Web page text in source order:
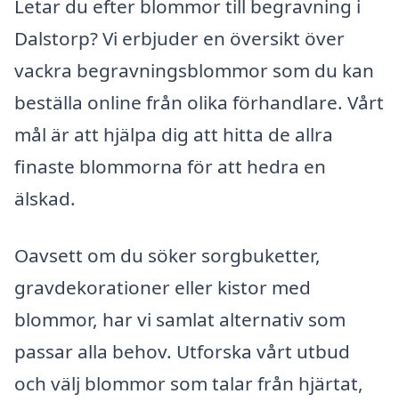
Letar du efter blommor till begravning i
Dalstorp? Vi erbjuder en översikt över
vackra begravningsblommor som du kan
beställa online från olika förhandlare. Vårt
mål är att hjälpa dig att hitta de allra
finaste blommorna för att hedra en
älskad.
Oavsett om du söker sorgbuketter,
gravdekorationer eller kistor med
blommor, har vi samlat alternativ som
passar alla behov. Utforska vårt utbud
och välj blommor som talar från hjärtat,